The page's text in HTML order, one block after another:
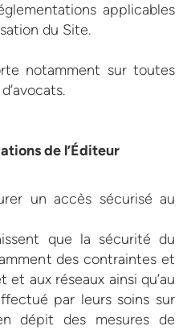
applicables
du Site.
notamment sur toutes
de l’Éditeur
un accès sécurisé au
que la sécurité du
des contraintes et
aux réseaux ainsi qu’au
par leurs soins sur
dépit des mesures de